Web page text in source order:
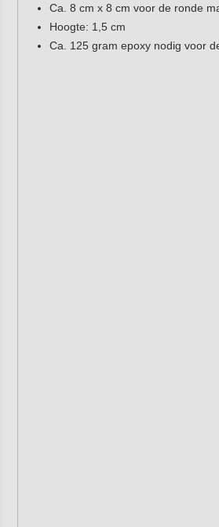
Ca. 8 cm x 8 cm voor de ronde
Hoogte: 1,5 cm
Ca. 125 gram epoxy nodig voor